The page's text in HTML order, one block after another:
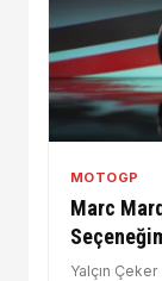
MOTOGP
Marc
Yalçın Çeker